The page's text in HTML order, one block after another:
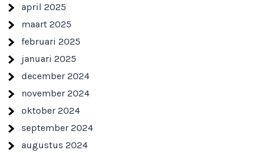
april 2025
maart 2025
februari 2025
januari 2025
december 2024
november 2024
oktober 2024
september 2024
augustus 2024